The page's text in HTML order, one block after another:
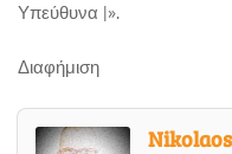
Υπεύθυνα |».
Διαφήμιση